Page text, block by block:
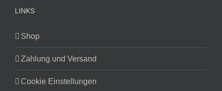
LINKS
Shop
Zahlung und Versand
Cookie Einstellungen